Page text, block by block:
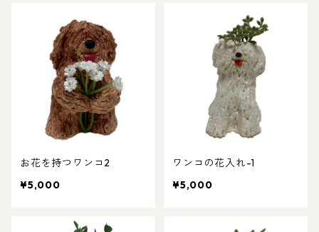
お花を持つワンコ2
¥5,000
ワンコの花入れ-1
¥5,000